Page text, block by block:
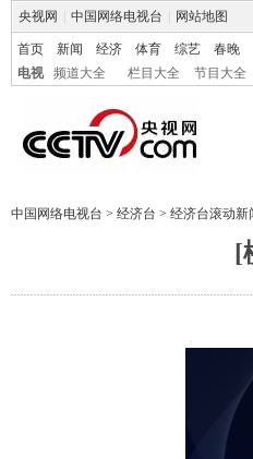
央视网 中国网络电视台 网站地图
首页 新闻 经济 体育 综艺 春晚
电视
频道大全 栏目大全 节目大全
中国网络电视台 > 经济台 > 经济台滚动新
[